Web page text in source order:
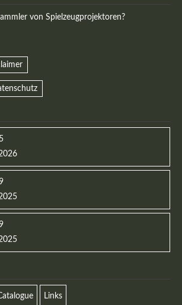
von Spielzeugprojektoren?
Links
Registrieren